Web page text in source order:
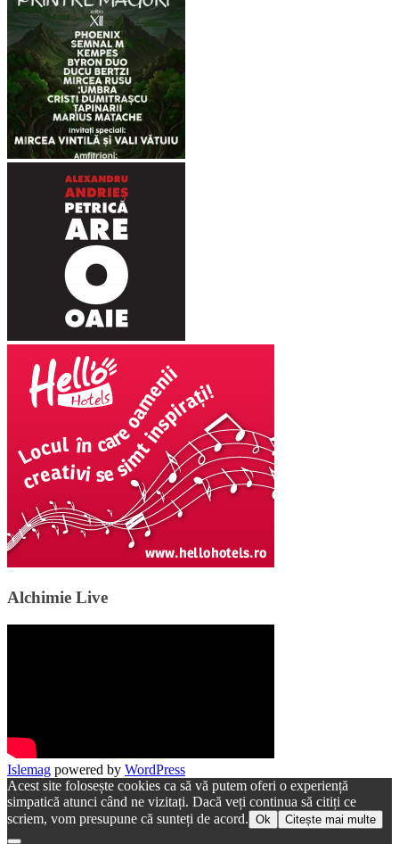
Alchimie Live
Islemag powered by WordPress
Acest site folosește cookies ca să vă putem oferi o experiență
simpatică atunci când ne vizitați. Dacă veți continua să citiți ce
scriem, vom presupune că sunteți de acord. Ok Citește mai multe